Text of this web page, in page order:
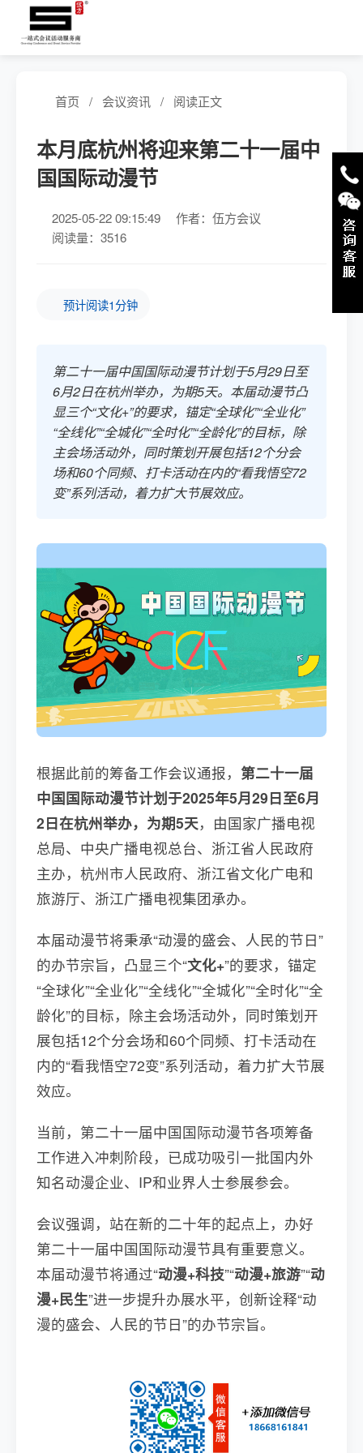
首页 / 会议资讯 / 阅读正文
本月底杭州将迎来第二十一届中
国国际动漫节
2025-05-22 09:15:49
作者：伍方会议
阅读量：3516
预计阅读1分钟
第二十一届中国国际动漫节计划于5月29日至
6月2日在杭州举办，为期5天。本届动漫节凸
显三个“文化+”的要求，锚定“全球化”“全业化”
“全线化”“全城化”“全时化”“全龄化”的目标，除
主会场活动外，同时策划开展包括12个分会
场和60个同频、打卡活动在内的“看我悟空72
变”系列活动，着力扩大节展效应。
根据此前的筹备工作会议通报， 第二十一届
中国国际动漫节计划于2025年5月29日至6月
2日在杭州举办，为期5天，由国家广播电视
总局、中央广播电视总台、浙江省人民政府
主办，杭州市人民政府、浙江省文化广电和
旅游厅、浙江广播电视集团承办。
本届动漫节将秉承“动漫的盛会、人民的节日”
的办节宗旨，凸显三个“文化+”的要求，锚定
“全球化”“全业化”“全线化”“全城化”“全时化”“全
龄化”的目标，除主会场活动外，同时策划开
展包括12个分会场和60个同频、打卡活动在
内的“看我悟空72变”系列活动，着力扩大节展
效应。
当前，第二十一届中国国际动漫节各项筹备
工作进入冲刺阶段，已成功吸引一批国内外
知名动漫企业、IP和业界人士参展参会。
会议强调，站在新的二十年的起点上，办好
第二十一届中国国际动漫节具有重要意义。
本届动漫节将通过“动漫+科技”“动漫+旅游”“动
漫+民生”进一步提升办展水平，创新诠释“动
漫的盛会、人民的节日”的办节宗旨。